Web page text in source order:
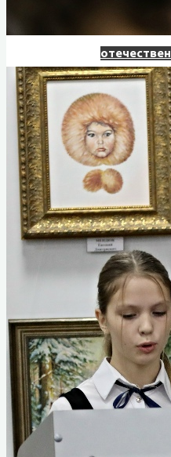
X
Ладыниной
XI
Ладыниной
XII
Ладыниной
XIII
Ладыниной
XIV
Ладыниной